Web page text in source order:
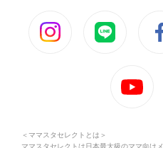
＜ママスタセレクトとは＞
ママスタセレクトは日本最大級のママ向け